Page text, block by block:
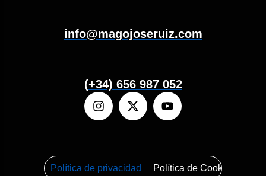
info@magojoseruiz.com
(+34) 656 987 052
Política de privacidad Política de Cookies